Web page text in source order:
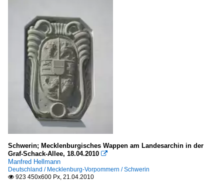
Schwerin; Mecklenburgisches Wappen am Landesarchin in der
Graf-Schack-Allee, 18.04.2010 
Manfred Hellmann
Deutschland / Mecklenburg-Vorpommern / Schwerin
 923 450x600 Px, 21.04.2010